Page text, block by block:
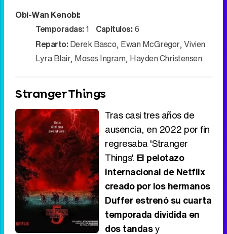
Obi-Wan Kenobi:
Temporadas:1 Capitulos:6
Reparto: Derek Basco, Ewan McGregor,Vivien
Lyra Blair, Moses Ingram, Hayden Christensen
Stranger Things
Tras casi tres años de
ausencia, en 2022 por fin
regresaba 'Stranger
Things'. El pelotazo
internacional de Netflix
creado por los hermanos
Duffer estrenó su cuarta
temporada dividida en
dos tandasy